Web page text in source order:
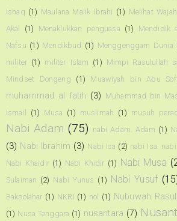
Ishaq (1) Maulana Malik Ibrahi (1) Melihat
Akal
(1) Menaklukkan penguasa (1) Mendidik
Nafsu (1) Mendikbud (1) Menggenggam Dunia
militer (1) militer Islam (1) Mimpi Rasulullah
Mindset Dongeng
(1) Muawiyah bin Abu
muhammad al fatih (3) Muhammad bin
Ismail
(1) Musa (1) muslimah (1) musuh
Nabi Adam (75) nabi Adam. Adam (1)
(3) Nabi Ibrahim (3) Nabi Isa (2) nabi Isa. nabi
Nabi Khaidir (1) Nabi Khidir (1) Nabi Musa
Sulaiman (2) Nabi Yunus (1) Nabi Yusuf
Baksolahar (1) NKRI (1) nol (1) Nubuwah
(1) Nusa Tenggara (1) nusantara (7)